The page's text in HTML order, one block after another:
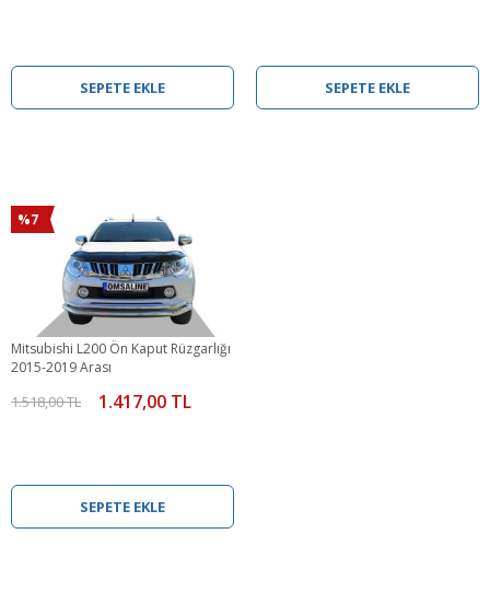
SEPETE EKLE SEPETE EKLE
%7
Mitsubishi L200 Ön Kaput Rüzgarlığı
2015-2019 Arası
1.518,00 TL 1.417,00 TL
SEPETE EKLE